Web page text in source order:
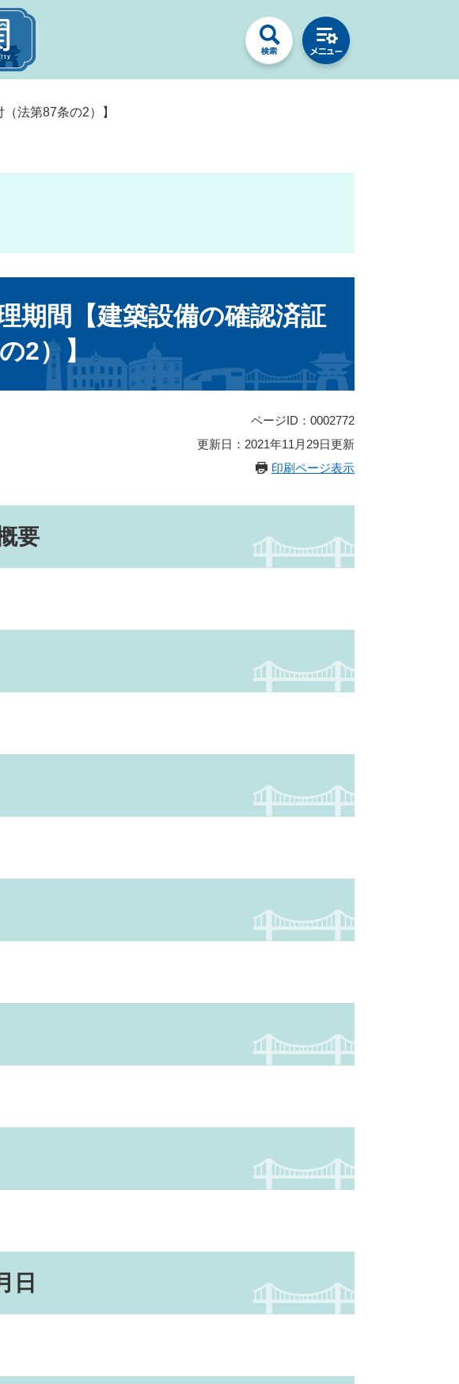
法第87条の2）】
期間【建築設備の確認済証
2）】
ページID：0002772
更新日：2021年11月29日更新
印刷ページ表示
要
日